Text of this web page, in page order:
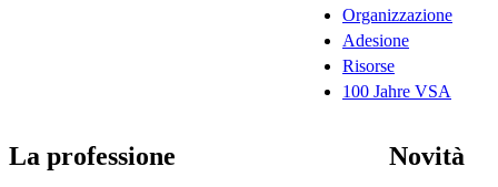
Organizzazione
Adesione
Risorse
100 Jahre VSA
La professione Novità